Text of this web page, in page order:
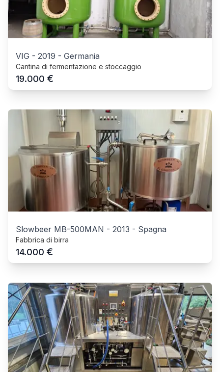
VIG - 2019 - Germania
Cantina di fermentazione e stoccaggio
19.000 €
Slowbeer MB-500MAN - 2013 - Spagna
Fabbrica di birra
14.000 €